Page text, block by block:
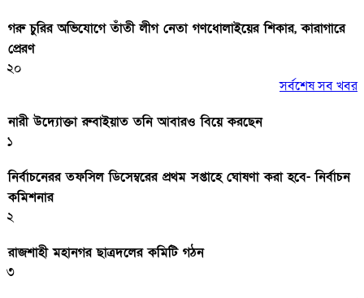
গরু চুরির অভিযোগে তাঁতী লীগ নেতা গণধোলাইয়ের শিকার, কারাগারে
প্রেরণ
২০
সর্বশেষ সব খবর
নারী উদ্যোক্তা রুবাইয়াত তনি আবারও বিয়ে করছেন
১
নির্বাচনেরর তফসিল ডিসেম্বরের প্রথম সপ্তাহে ঘোষণা করা হবে- নির্বাচন
কমিশনার
২
রাজশাহী মহানগর ছাত্রদলের কমিটি গঠন
৩